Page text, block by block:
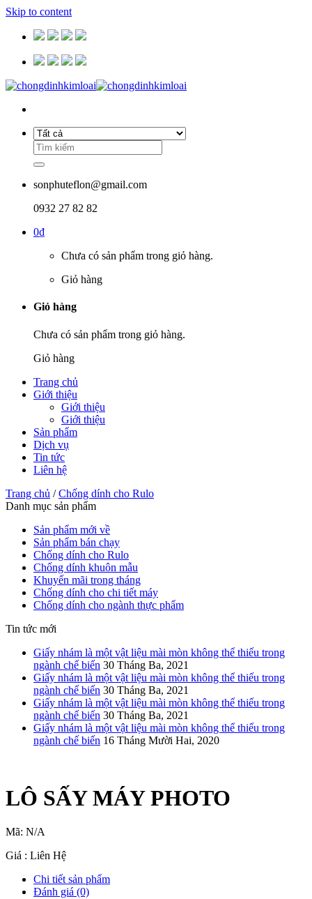
Skip to content
sonphuteflon@gmail.com
0932 27 82 82
0₫
Chưa có sản phẩm trong giỏ hàng.
Giỏ hàng
Giỏ hàng
Chưa có sản phẩm trong giỏ hàng.
Giỏ hàng
Trang chủ
Giới thiệu
Giới thiệu
Giới thiệu
Sản phẩm
Dịch vụ
Tin tức
Liên hệ
Trang chủ / Chống dính cho Rulo
Danh mục sản phẩm
Sản phẩm mới về
Sản phẩm bán chạy
Chống dính cho Rulo
Chống dính khuôn mẫu
Khuyến mãi trong tháng
Chống dính cho chi tiết máy
Chống dính cho ngành thực phẩm
Tin tức mới
Giấy nhám là một vật liệu mài mòn không thể thiếu trong
ngành chế biến 30 Tháng Ba, 2021
Giấy nhám là một vật liệu mài mòn không thể thiếu trong
ngành chế biến 30 Tháng Ba, 2021
Giấy nhám là một vật liệu mài mòn không thể thiếu trong
ngành chế biến 30 Tháng Ba, 2021
Giấy nhám là một vật liệu mài mòn không thể thiếu trong
ngành chế biến 16 Tháng Mười Hai, 2020
LÔ SẤY MÁY PHOTO
Mã: N/A
Giá : Liên Hệ
Chi tiết sản phẩm
Đánh giá (0)